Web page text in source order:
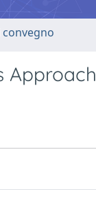
Approach